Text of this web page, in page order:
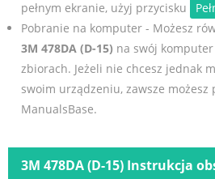
pełnym ekranie, użyj przycisku
Pobranie na komputer - Możesz
3M 478DA (D-15) na swój
zbiorach. Jeżeli nie chcesz jednak
swoim urządzeniu, zawsze możesz
ManualsBase.
3M 478DA (D-15) Instrukcja